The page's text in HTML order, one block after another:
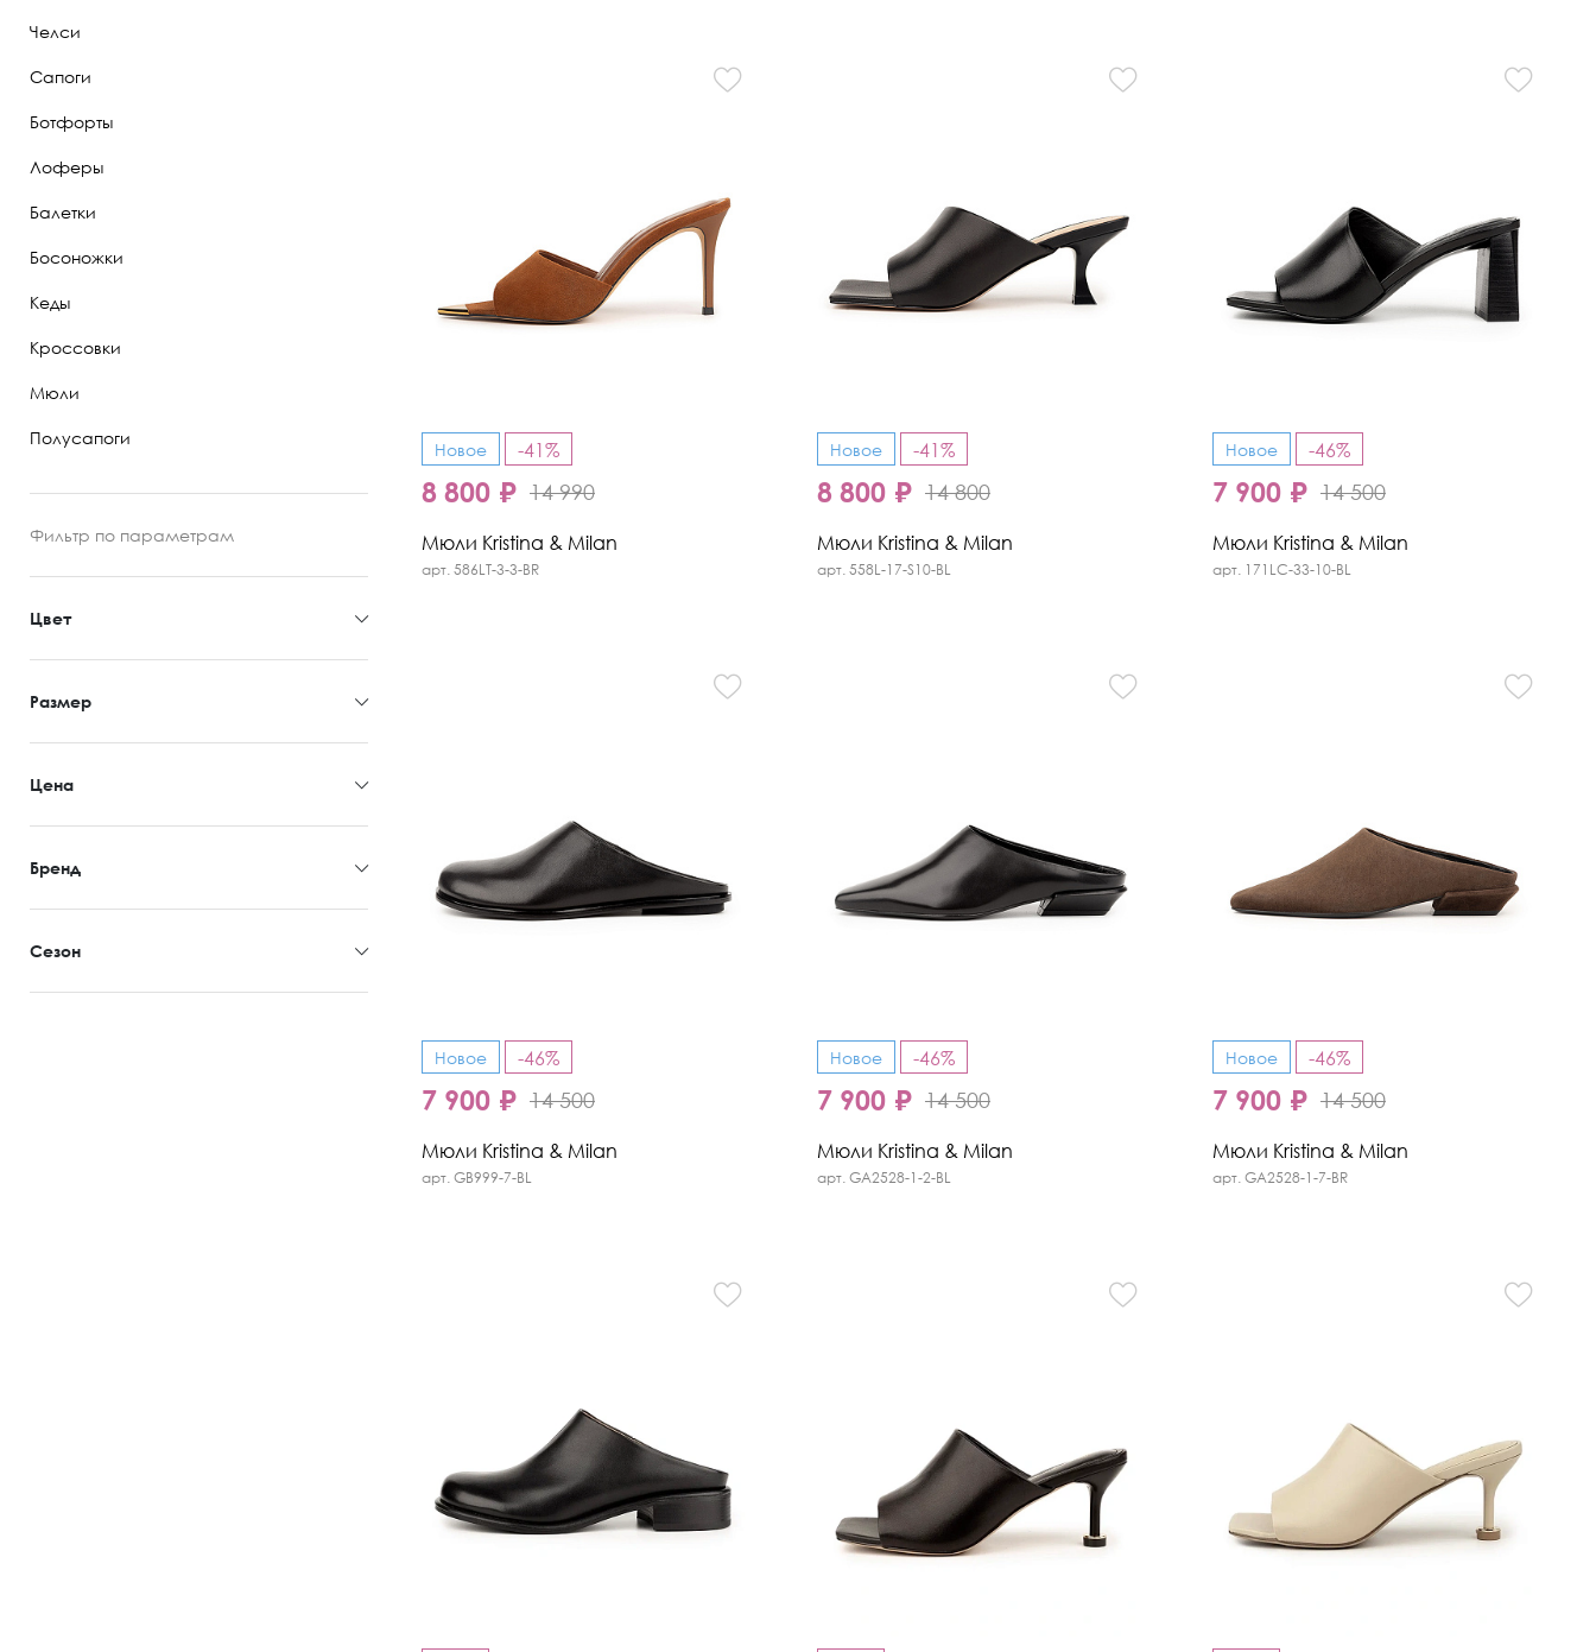
Челси
Сапоги
Ботфорты
Лоферы
Балетки
Босоножки
Кеды
Кроссовки
Мюли
Полусапоги
Фильтр по параметрам
Цвет
Размер
Цена
Бренд
Сезон
Новое -41%
8 800 ₽ 14 990
Мюли Kristina & Milan
арт. 586LT-3-3-BR
Новое -41%
8 800 ₽ 14 800
Мюли Kristina & Milan
арт. 558L-17-S10-BL
Новое -46%
7 900 ₽ 14 500
Мюли Kristina & Milan
арт. 171LC-33-10-BL
Новое -46%
7 900 ₽ 14 500
Мюли Kristina & Milan
арт. GB999-7-BL
Новое -46%
7 900 ₽ 14 500
Мюли Kristina & Milan
арт. GA2528-1-2-BL
Новое -46%
7 900 ₽ 14 500
Мюли Kristina & Milan
арт. GA2528-1-7-BR